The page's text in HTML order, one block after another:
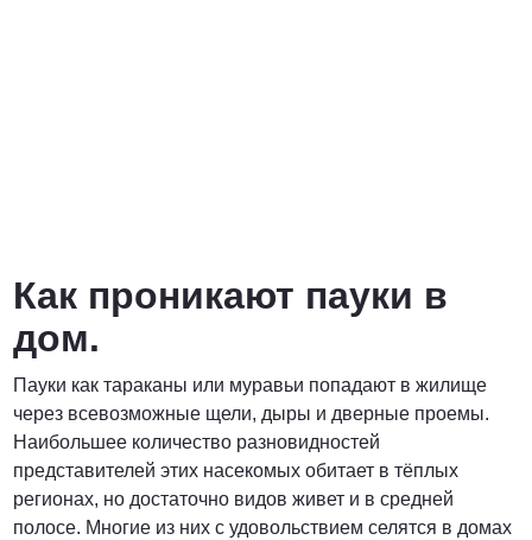
Как проникают пауки в
дом.
Пауки как тараканы или муравьи попадают в жилище
через всевозможные щели, дыры и дверные проемы.
Наибольшее количество разновидностей
представителей этих насекомых обитает в тёплых
регионах, но достаточно видов живет и в средней
полосе. Многие из них с удовольствием селятся в домах